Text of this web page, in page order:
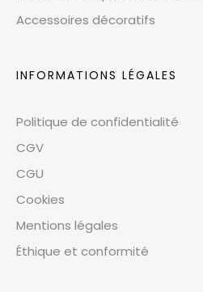
Accessoires décoratifs
INFORMATIONS LÉGALES
Politique de confidentialité
CGV
CGU
Cookies
Mentions légales
Éthique et conformité